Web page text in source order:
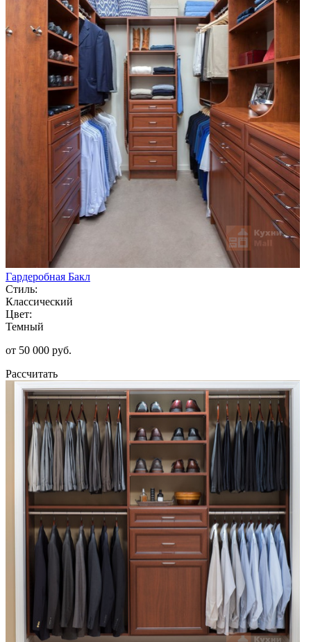
Гардеробная Бакл
Стиль:
Классический
Цвет:
Темный
от 50 000 руб.
Рассчитать